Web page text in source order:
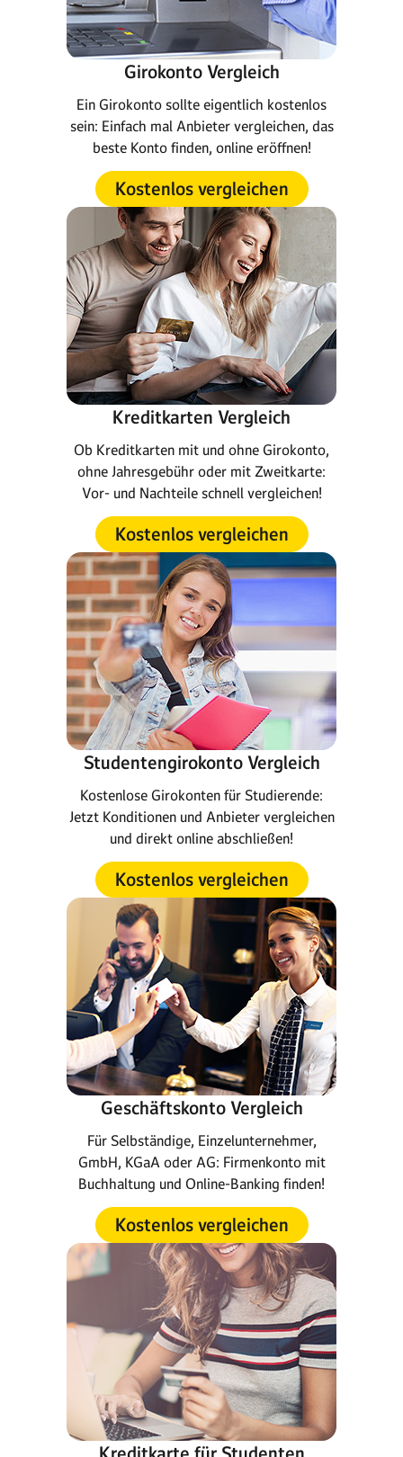
Girokonto Vergleich
Ein Girokonto sollte eigentlich kostenlos
sein: Einfach mal Anbieter vergleichen, das
beste Konto finden, online eröffnen!
Kostenlos vergleichen
Kreditkarten Vergleich
Ob Kreditkarten mit und ohne Girokonto,
ohne Jahresgebühr oder mit Zweitkarte:
Vor- und Nachteile schnell vergleichen!
Kostenlos vergleichen
Studentengirokonto Vergleich
Kostenlose Girokonten für Studierende:
Jetzt Konditionen und Anbieter vergleichen
und direkt online abschließen!
Kostenlos vergleichen
Geschäftskonto Vergleich
Für Selbständige, Einzelunternehmer,
GmbH, KGaA oder AG: Firmenkonto mit
Buchhaltung und Online-Banking finden!
Kostenlos vergleichen